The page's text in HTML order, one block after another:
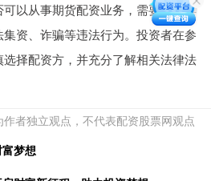
以从事期货配资业务，需要根据具
资、诈骗等违法行为。投资者在参
择配资方，并充分了解相关法律法
作者独立观点，不代表配资股票网观点
梦想